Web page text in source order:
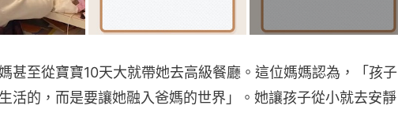
甚至從寶寶10天大就帶她去高級餐廳。這位媽媽認為，「孩子
活的，而是要讓她融入爸媽的世界」。她讓孩子從小就去安靜